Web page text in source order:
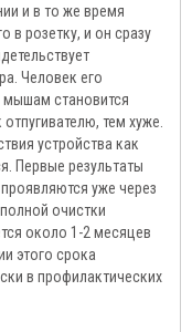
и в то же время
в розетку, и он сразу
Человек его
мышам становится
тем хуже.
устройства как
Первые результаты
уже через
очистки
около 1-2 месяцев
этого срока
в профилактических